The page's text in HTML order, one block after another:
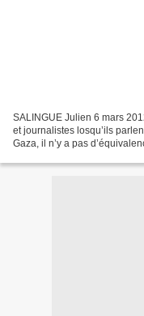
SALINGUE Julien 6 mars
et journalistes losqu’ils
Gaza, il n’y a pas